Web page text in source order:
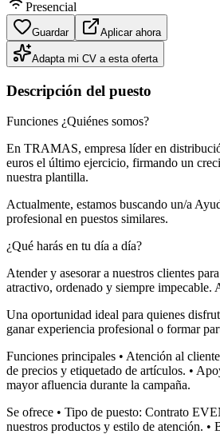
Presencial
Guardar Aplicar ahora
Adapta mi CV a esta oferta
Descripción del puesto
Funciones ¿Quiénes somos?
En TRAMAS, empresa líder en
euros el último ejercicio, firmando un
nuestra plantilla.
Actualmente, estamos buscando un/a
profesional en puestos similares.
¿Qué harás en tu día a día?
Atender y asesorar a nuestros clientes
atractivo, ordenado y siempre impecable.
Una oportunidad ideal para quienes
ganar experiencia profesional o formar
Funciones principales • Atención al
de precios y etiquetado de artículos. •
mayor afluencia durante la campaña.
Se ofrece • Tipo de puesto: Contrato
nuestros productos y estilo de atención.